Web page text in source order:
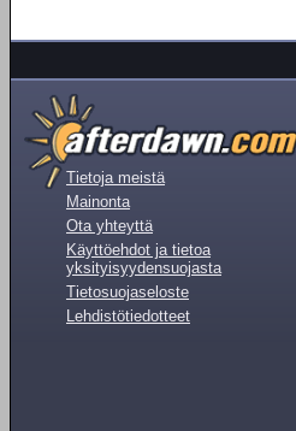
Tietoja meistä
Mainonta
Ota yhteyttä
Käyttöehdot ja tietoa
yksityisyydensuojasta
Tietosuojaseloste
Lehdistötiedotteet